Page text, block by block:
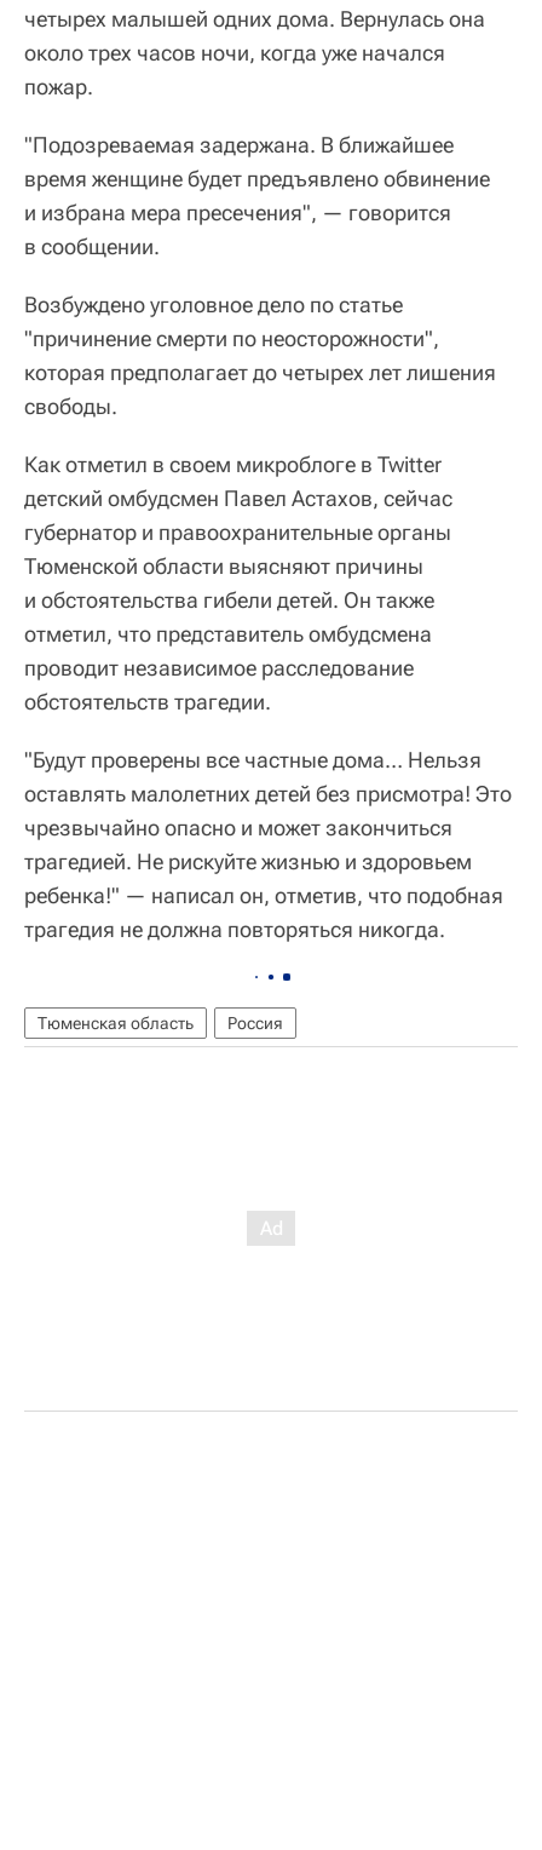
четырех малышей одних дома. Вернулась она
около трех часов ночи, когда уже начался
пожар.
"Подозреваемая задержана. В ближайшее
время женщине будет предъявлено обвинение
и избрана мера пресечения", — говорится
в сообщении.
Возбуждено уголовное дело по статье
"причинение смерти по неосторожности",
которая предполагает до четырех лет лишения
свободы.
Как отметил в своем микроблоге в Twitter
детский омбудсмен Павел Астахов, сейчас
губернатор и правоохранительные органы
Тюменской области выясняют причины
и обстоятельства гибели детей. Он также
отметил, что представитель омбудсмена
проводит независимое расследование
обстоятельств трагедии.
"Будут проверены все частные дома… Нельзя
оставлять малолетних детей без присмотра! Это
чрезвычайно опасно и может закончиться
трагедией. Не рискуйте жизнью и здоровьем
ребенка!" — написал он, отметив, что подобная
трагедия не должна повторяться никогда.
Тюменская область Россия